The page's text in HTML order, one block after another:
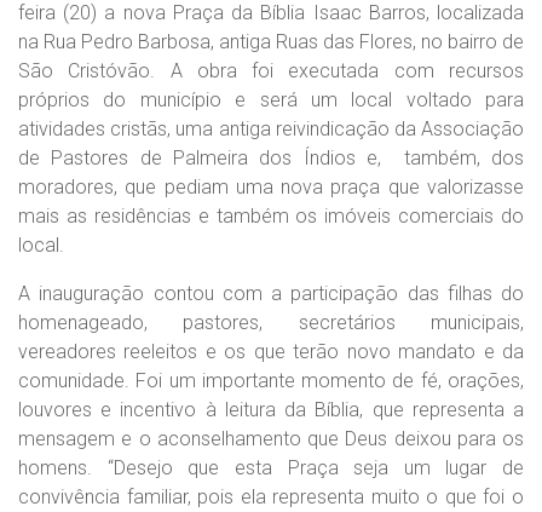
feira (20) a nova Praça da Bíblia Isaac Barros, localizada
na Rua Pedro Barbosa, antiga Ruas das Flores, no bairro de
São Cristóvão. A obra foi executada com recursos
próprios do município e será um local voltado para
atividades cristãs, uma antiga reivindicação da Associação
de Pastores de Palmeira dos Índios e, também, dos
moradores, que pediam uma nova praça que valorizasse
mais as residências e também os imóveis comerciais do
local.
A inauguração contou com a participação das filhas do
homenageado, pastores, secretários municipais,
vereadores reeleitos e os que terão novo mandato e da
comunidade. Foi um importante momento de fé, orações,
louvores e incentivo à leitura da Bíblia, que representa a
mensagem e o aconselhamento que Deus deixou para os
homens. “Desejo que esta Praça seja um lugar de
convivência familiar, pois ela representa muito o que foi o